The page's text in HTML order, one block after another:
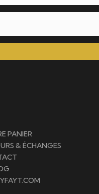
PANIER
& ÉCHANGES